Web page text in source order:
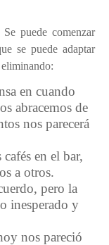
puede comenzar
se puede adaptar
en cuando
abracemos de
nos parecerá
en el bar,
a otros.
pero la
inesperado y
nos pareció